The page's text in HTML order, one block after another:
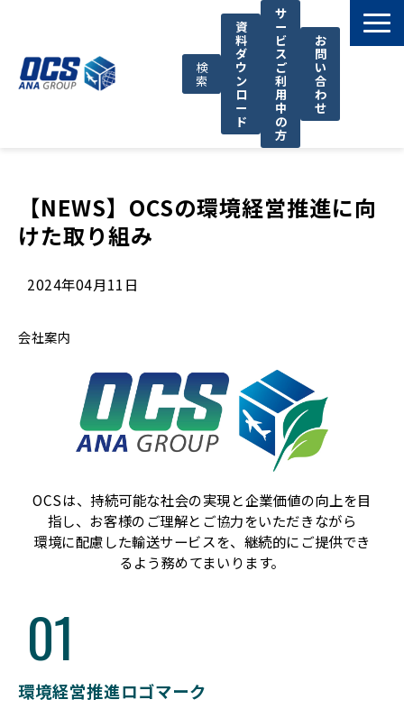
検
索
資
料
ダ
ウ
ン
ロ
ー
ド
サ
ー
ビ
ス
ご
利
用
中
の
方
お
問
い
合
わ
せ
OCSが選ばれる理由
【NEWS】OCSの環境経営推進に向
けた取り組み
2024年04月11日
会社案内
OCSは、持続可能な社会の実現と企業価値の向上を目
指し、お客様のご理解とご協力をいただきながら
環境に配慮した輸送サービスを、継続的にご提供でき
るよう務めてまいります。
01
環境経営推進ロゴマーク